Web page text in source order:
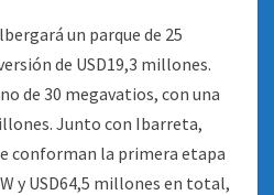
un parque de 25
de USD19,3 millones.
de 30 megavatios, con una
Junto con Ibarreta,
conforman la primera etapa
y USD64,5 millones en total,